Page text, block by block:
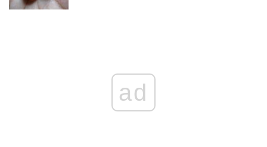
ad